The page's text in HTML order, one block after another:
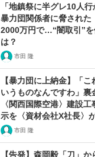
「地鎮祭に半グレ10人
暴力団関係者に脅された
2000万円で…“闇取引”を
は？
市田 隆
【暴力団に上納金】「
いうものなんですわ」裏
〈関西国際空港〉建設
示を〈資材会社X社長〉
市田 隆
【告発】森岡毅「刀」